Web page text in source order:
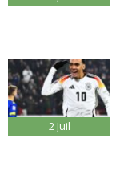
2 Juil